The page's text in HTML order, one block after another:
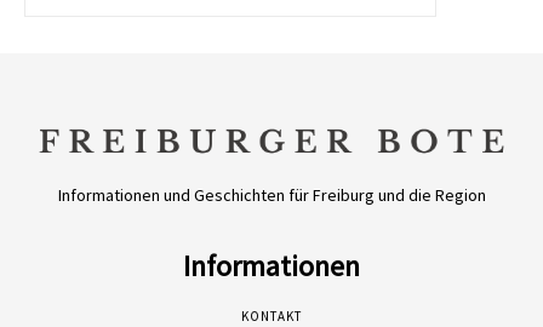
Informationen und Geschichten für Freiburg und die Region
Informationen
KONTAKT